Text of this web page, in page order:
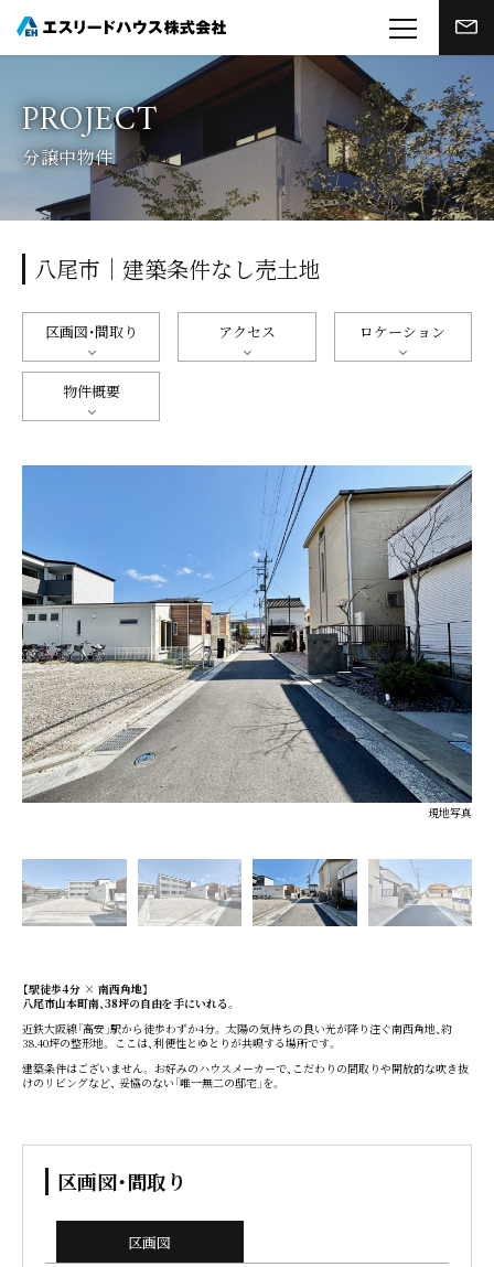
PROJECT
分譲中物件
八尾市｜建築条件なし売土地
区画図・間取り アクセス ロケーション
物件概要
現地写真
現地写真 現地写真
【駅徒歩4分 × 南西角地】
八尾市山本町南、38坪の自由を手にいれる。
近鉄大阪線「高安」駅から徒歩わずか4分。 太陽の気持ちの良い光が降り注ぐ南西角地、約
38.40坪の整形地。 ここは、利便性とゆとりが共鳴する場所です。
建築条件はございません。 お好みのハウスメーカーで、こだわりの間取りや開放的な吹き抜
けのリビングなど、 妥協のない「唯一無二の邸宅」を。
区画図・間取り
区画図